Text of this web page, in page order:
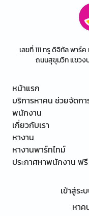
เลขที่ 111 ทรู ดิจิทัล พาร์
ถนนสุขุมวิท แขวง
หน้าแรก
บริการหาคน ช่วยจัดกา
พนักงาน
เกี่ยวกับเรา
หางาน
หางานพาร์ทไทม์
ประกาศหาพนักงาน ฟรี
เข้าสู่ร
หาค